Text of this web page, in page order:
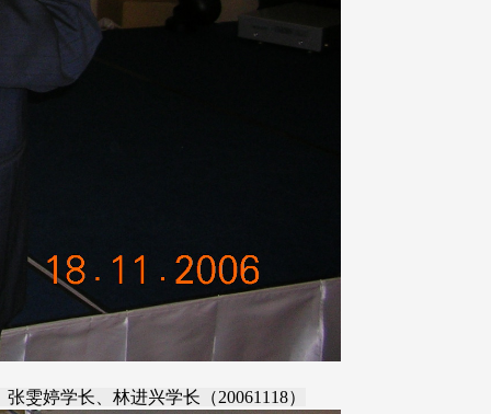
雯婷学长、林进兴学长（20061118）